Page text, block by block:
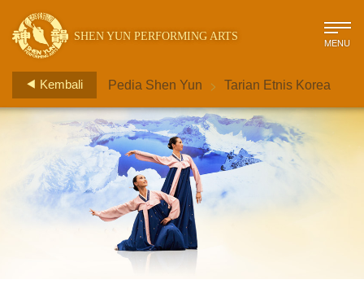
SHEN YUN PERFORMING ARTS MENU
Kembali Pedia Shen Yun > Tarian Etnis Korea